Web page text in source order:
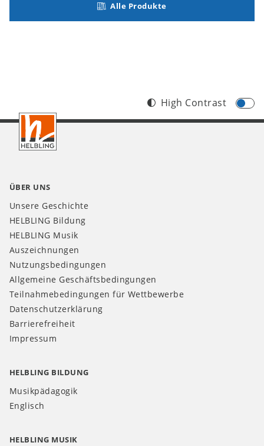
Alle Produkte
Footer
DE
High Contrast
ÜBER UNS
Unsere Geschichte
HELBLING Bildung
HELBLING Musik
Auszeichnungen
Nutzungsbedingungen
Allgemeine Geschäftsbedingungen
Teilnahmebedingungen für Wettbewerbe
Datenschutzerklärung
Barrierefreiheit
Impressum
HELBLING BILDUNG
Musikpädagogik
Englisch
HELBLING MUSIK